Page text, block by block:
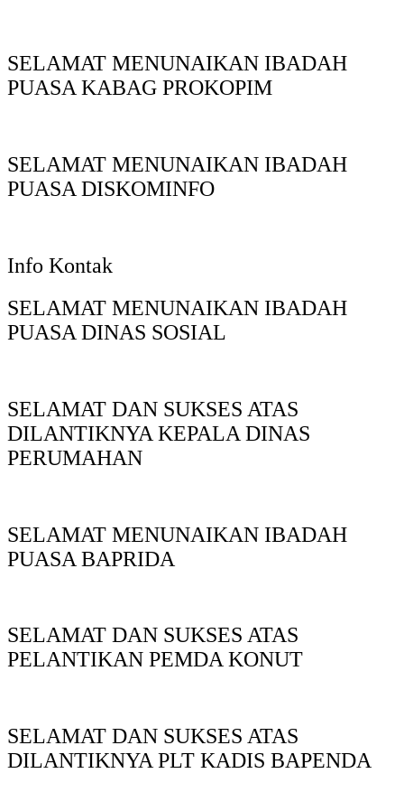
SELAMAT MENUNAIKAN IBADAH
PUASA KABAG PROKOPIM
SELAMAT MENUNAIKAN IBADAH
PUASA DISKOMINFO
Info Kontak
SELAMAT MENUNAIKAN IBADAH
PUASA DINAS SOSIAL
SELAMAT DAN SUKSES ATAS
DILANTIKNYA KEPALA DINAS
PERUMAHAN
SELAMAT MENUNAIKAN IBADAH
PUASA BAPRIDA
SELAMAT DAN SUKSES ATAS
PELANTIKAN PEMDA KONUT
SELAMAT DAN SUKSES ATAS
DILANTIKNYA PLT KADIS BAPENDA